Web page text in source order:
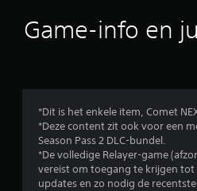
Game-info en
*Dit is het enkele item, Comet
*Deze content zit ook voor een
Season Pass 2 DLC-bundel.
*De volledige Relayer-game
vereist om toegang te krijgen
updates en zo nodig de